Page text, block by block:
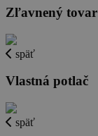
Zľavnený tovar
späť
Vlastná potlač
späť